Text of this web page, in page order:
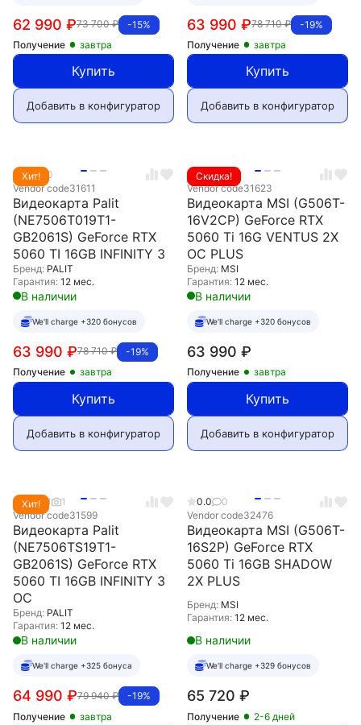
-15%
73 700₽
62 990 ₽
Получение завтра
Купить
Добавить в конфигуратор
-19%
78 710₽
63 990 ₽
Получение завтра
Купить
Добавить в конфигуратор
Хит!
5.0
0
Vendor code31611
Видеокарта Palit
(NE7506T019T1-
GB2061S) GeForce RTX
5060 TI 16GB INFINITY 3
Бренд: PALIT
Гарантия: 12 мес.
В наличии
We'll charge +320 бонусов
-19%
78 710₽
63 990 ₽
Получение завтра
Купить
Добавить в конфигуратор
Скидка!
0.0
0
Vendor code31623
Видеокарта MSI (G506T-
16V2CP) GeForce RTX
5060 Ti 16G VENTUS 2X
OC PLUS
Бренд: MSI
Гарантия: 12 мес.
В наличии
We'll charge +320 бонусов
63 990 ₽
Получение завтра
Купить
Добавить в конфигуратор
Хит!
5.0 1
1
Vendor code31599
Видеокарта Palit
(NE7506TS19T1-
GB2061S) GeForce RTX
5060 TI 16GB INFINITY 3
OC
Бренд: PALIT
Гарантия: 12 мес.
В наличии
We'll charge +325 бонуса
-19%
79 940₽
64 990 ₽
Получение завтра
0.0
0
Vendor code32476
Видеокарта MSI (G506T-
16S2P) GeForce RTX
5060 Ti 16GB SHADOW
2X PLUS
Бренд: MSI
Гарантия: 12 мес.
В наличии
We'll charge +329 бонусов
65 720 ₽
Получение 2-6 дней